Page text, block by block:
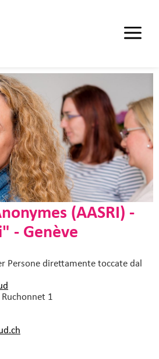
(AASRI) -
- Genève
Persone direttamente toccate dal
1
ch